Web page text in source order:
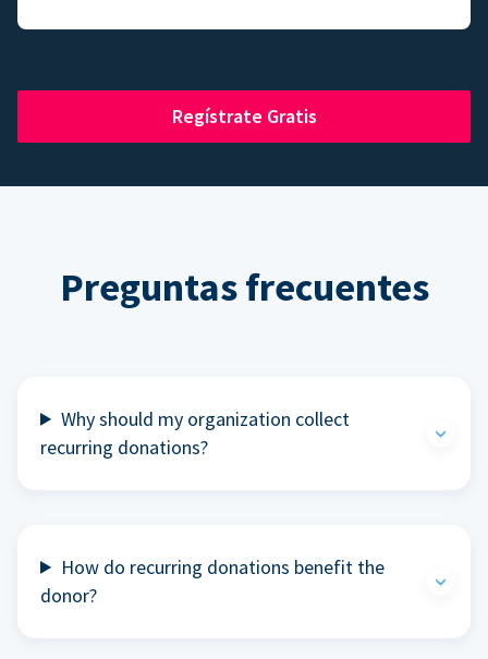
Regístrate Gratis
Preguntas frecuentes
Why should my organization collect
recurring donations?
How do recurring donations benefit the
donor?